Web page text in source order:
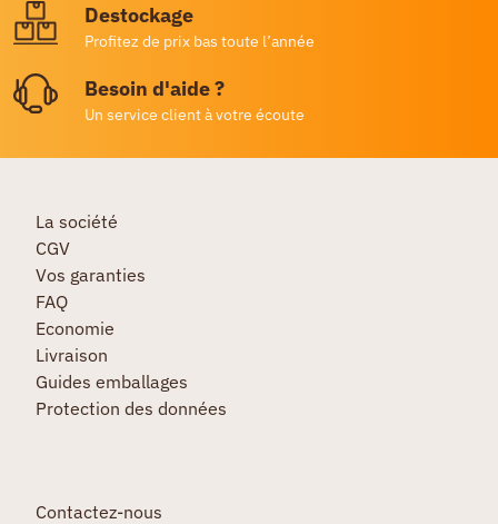
Destockage
Profitez de prix bas toute l’année
Besoin d'aide ?
Un service client à votre écoute
La société
CGV
Vos garanties
FAQ
Economie
Livraison
Guides emballages
Protection des données
Contactez-nous